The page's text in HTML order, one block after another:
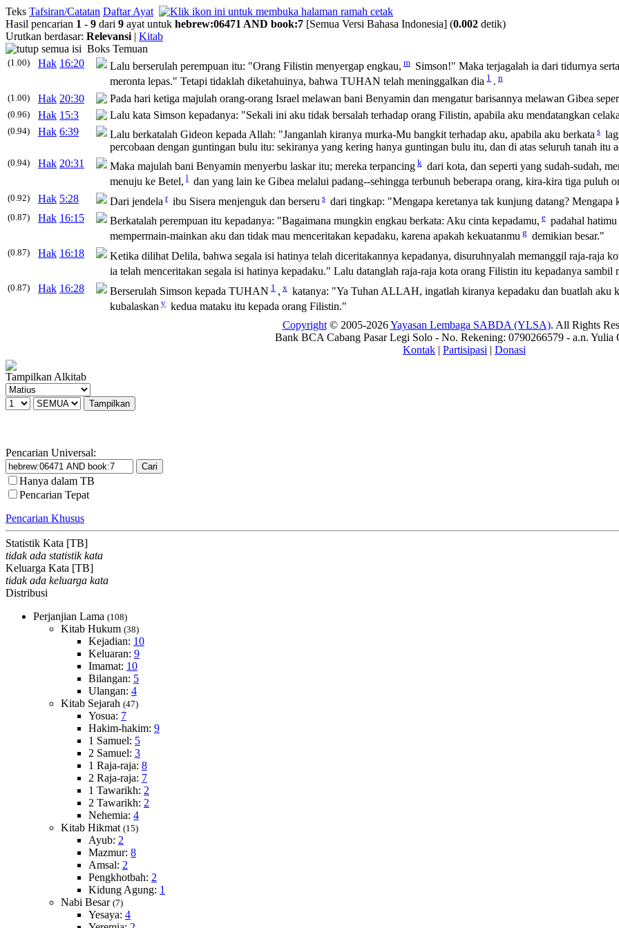
Teks Tafsiran/Catatan Daftar Ayat
Hasil pencarian 1 - 9 dari 9 ayat untuk hebrew:06471 AND book:7 [Semua Versi Bahasa Indonesia] (0.002 detik)
Urutkan berdasar: Relevansi | Kitab
Boks Temuan
(1.00) Hak 16:20 Lalu berserulah perempuan itu: "Orang Filistin menyergap engkau, m Simson!" Maka terjagalah ia dari tidurnya
meronta lepas." Tetapi tidaklah diketahuinya, bahwa TUHAN telah meninggalkan dia 1 . n
(1.00)
Hak 20:30 Pada hari ketiga majulah orang-orang Israel melawan bani Benyamin dan mengatur barisannya melawan Gibea
(0.96) Hak 15:3 Lalu kata Simson kepadanya: "Sekali ini aku tidak bersalah terhadap orang Filistin, apabila aku mendatangkan
(0.94) Hak 6:39 Lalu berkatalah Gideon kepada Allah: "Janganlah kiranya murka-Mu bangkit terhadap aku, apabila aku berkata s
percobaan dengan guntingan bulu itu: sekiranya yang kering hanya guntingan bulu itu, dan di atas seluruh tanah itu
(0.94) Hak 20:31 Maka majulah bani Benyamin menyerbu laskar itu; mereka terpancing k dari kota, dan seperti yang sudah-sudah,
menuju ke Betel, l dan yang lain ke Gibea melalui padang--sehingga terbunuh beberapa orang, kira-kira tiga puluh
(0.92) Hak 5:28 Dari jendela r ibu Sisera menjenguk dan berseru s dari tingkap: "Mengapa keretanya tak kunjung datang? Mengapa
(0.87) Hak 16:15 Berkatalah perempuan itu kepadanya: "Bagaimana mungkin engkau berkata: Aku cinta kepadamu, e padahal
mempermain-mainkan aku dan tidak mau menceritakan kepadaku, karena apakah kekuatanmu g demikian besar."
(0.87) Hak 16:18 Ketika dilihat Delila, bahwa segala isi hatinya telah diceritakannya kepadanya, disuruhnyalah memanggil raja-raja
ia telah menceritakan segala isi hatinya kepadaku." Lalu datanglah raja-raja kota orang Filistin itu kepadanya sambil
(0.87) Hak 16:28 Berserulah Simson kepada TUHAN 1 , x katanya: "Ya Tuhan ALLAH, ingatlah kiranya kepadaku dan buatlah aku
kubalaskan y kedua mataku itu kepada orang Filistin."
Copyright© 2005-2026Yayasan Lembaga SABDA (YLSA). All Rights
Bank BCA Cabang Pasar Legi Solo - No. Rekening: 0790266579 - a.n. Yulia
Kontak | Partisipasi | Donasi
Tampilkan Alkitab
Pencarian Universal:
Hanya dalam TB
Pencarian Tepat
Pencarian Khusus
Statistik Kata [TB]
tidak ada statistik kata
Keluarga Kata [TB]
tidak ada keluarga kata
Distribusi
Perjanjian Lama (108)
Kitab Hukum (38)
Kejadian: 10
Keluaran: 9
Imamat: 10
Bilangan: 5
Ulangan: 4
Kitab Sejarah (47)
Yosua: 7
Hakim-hakim: 9
1 Samuel: 5
2 Samuel: 3
1 Raja-raja: 8
2 Raja-raja: 7
1 Tawarikh: 2
2 Tawarikh: 2
Nehemia: 4
Kitab Hikmat (15)
Ayub: 2
Mazmur: 8
Amsal: 2
Pengkhotbah: 2
Kidung Agung: 1
Nabi Besar (7)
Yesaya: 4